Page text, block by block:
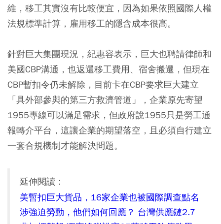
維，移工其實沒有比較便宜，因為如果依照國際人權
法規標準計算，雇用移工的隱含成本很高。
針對巨大集團現況，紀惠容表示，巨大也聘請律師和
美國CBP溝通，也返還移工費用、宿舍搬遷，但現在
CBP暫扣令仍未解除，目前卡在CBP要求巨大建立
「具外部參與的第三方救濟管道」，企業原先寄望
1955專線可以滿足需求，但政府說1955只是勞工通
報轉介平台，這讓企業的期望落空，且必須自行建立
一套合規機制才能解決問題。
延伸閱讀：
美暫扣巨大貨品，16家企業也被國際調查點名
涉強迫勞動，他們如何回應？ 台灣供應鏈2.7